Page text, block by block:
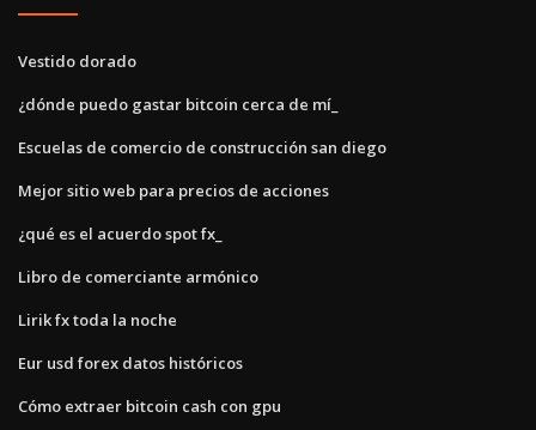
Vestido dorado
¿dónde puedo gastar bitcoin cerca de mí_
Escuelas de comercio de construcción san diego
Mejor sitio web para precios de acciones
¿qué es el acuerdo spot fx_
Libro de comerciante armónico
Lirik fx toda la noche
Eur usd forex datos históricos
Cómo extraer bitcoin cash con gpu